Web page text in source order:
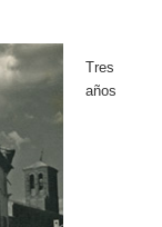
Tres
años